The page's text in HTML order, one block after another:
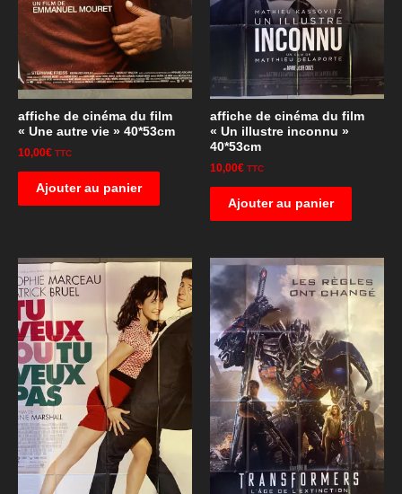
affiche de cinéma du film
« Une autre vie » 40*53cm
10,00€ TTC
Ajouter au panier
affiche de cinéma du film
« Un illustre inconnu »
40*53cm
10,00€ TTC
Ajouter au panier